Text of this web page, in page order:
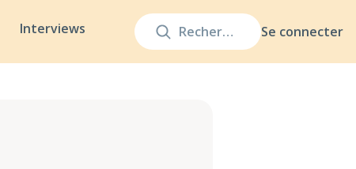
Se connecter
Interviews